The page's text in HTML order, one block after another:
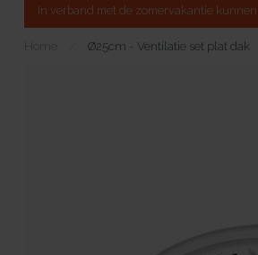
In verband met de zomervakantie
Home Ø25cm - Ventilatie set plat dak